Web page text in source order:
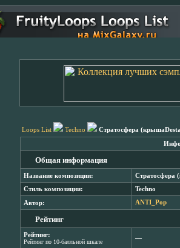
Loops List Techno Стратосфера
Общая информация
Название композиции: Стратосфера
Стиль композиции: Techno
Автор: ANTI_Pop
Рейтинг
Рейтинг:
Рейтинг по 10-балльной шкале
―